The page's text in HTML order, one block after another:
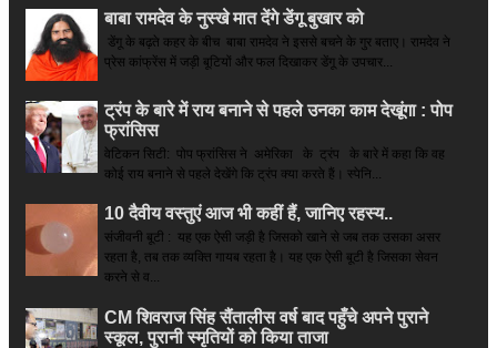
बाबा रामदेव के नुस्खे मात देंगे डेंगू बुखार को
डेंगू के बढ़ते कहर के बीच बाबा रामदेव ने इससे बचने के गुर बताए। रामदेव ने
प्रेस कांफ्रेंस में जड़ी बूटियों और फल दिखाकर डेंगू के उपचार...
ट्रंप के बारे में राय बनाने से पहले उनका काम देखूंगा : पोप
फ्रांसिस
वेटिकन सिटी: पोप फ्रांसिस ने अमेरिका के ट्रंप के बारे में कहा कि वह
कोई राय बनाने से पहले देखेंगे कि ट्रंप क्या करते हैं। स्पेनि...
10 दैवीय वस्तुएं आज भी कहीं हैं, जानिए रहस्य..
संजीवनी बूटी : यह एक ऐसी जड़ी है जिसको खाने से जब तक उसका असर
रहता है, तब तक व्यक्ति गायब रहता है। यह एक ऐसी बूटी है जिसका सेवन
करने से व...
CM शिवराज सिंह सैंतालीस वर्ष बाद पहुँचे अपने पुराने
स्कूल, पुरानी स्मृतियों को किया ताजा